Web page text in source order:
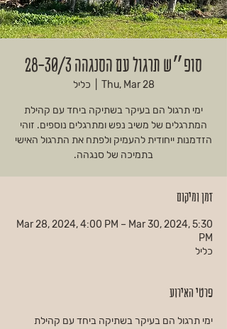
סופ״ש תרגול עם הסנגהה 28-30/3
Thu, Mar 28 כליל
ימי תרגול הם בעיקר בשתיקה ביחד עם קהילת
המתרגלים של משיב נפש ומתרגלים נוספים. זוהי
הזדמנות ייחודית להעמיק ולפתח את התרגול האישי
בתמיכה של סנגהה.
זמן ומיקום
Mar 28, 2024, 4:00 PM – Mar 30, 2024, 5:30
PM
כליל
פרטי האירוע
ימי תרגול הם בעיקר בשתיקה ביחד עם קהילת